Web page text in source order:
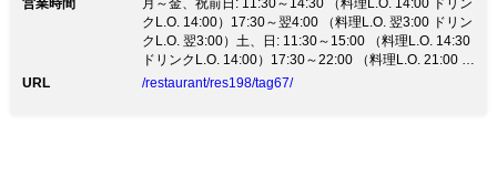
ております。 大切な接待や恋人・ご夫婦でのご利用は
もちろん、 お仲間との食事会にも☆完全個室は最大12
名様までご利用可能★
営業時間
月～金、祝前日: 11:30～14:30 （料理L.O. 14:00 ドリン
クL.O. 14:00）17:30～翌4:00 （料理L.O. 翌3:00 ドリン
クL.O. 翌3:00）土、日: 11:30～15:00 （料理L.O. 14:30
ドリンクL.O. 14:00）17:30～22:00 （料理L.O. 21:00 ド
リンクL.O. 21:00）
URL /restaurant/res198/tag67/